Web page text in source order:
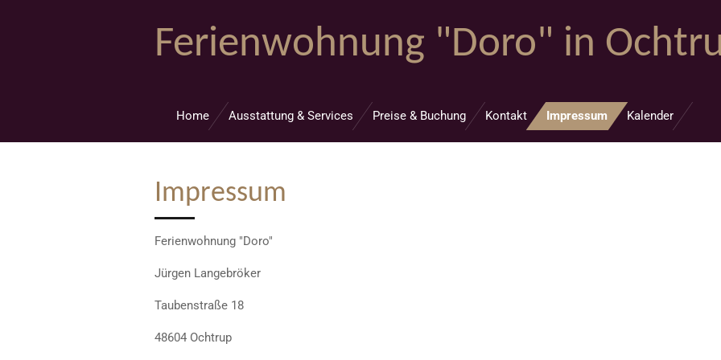
Ferienwohnung "Doro" in
Home Ausstattung & Services Preise & Buchung Kontakt Impressum Kalender
Impressum
Ferienwohnung "Doro"
Jürgen Langebröker
Taubenstraße 18
48604 Ochtrup